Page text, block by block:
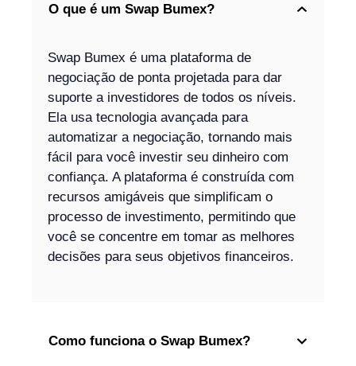
O que é um Swap Bumex?
Swap Bumex é uma plataforma de
negociação de ponta projetada para dar
suporte a investidores de todos os níveis.
Ela usa tecnologia avançada para
automatizar a negociação, tornando mais
fácil para você investir seu dinheiro com
confiança. A plataforma é construída com
recursos amigáveis que simplificam o
processo de investimento, permitindo que
você se concentre em tomar as melhores
decisões para seus objetivos financeiros.
Como funciona o Swap Bumex?